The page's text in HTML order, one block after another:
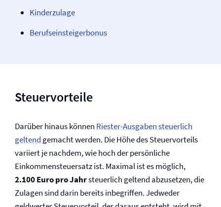
Kinderzulage
Berufseinsteigerbonus
Steuervorteile
Darüber hinaus können Riester-Ausgaben steuerlich
geltend gemacht werden. Die Höhe des Steuervorteils
variiert je nachdem, wie hoch der persönliche
Einkommensteuersatz ist. Maximal ist es möglich,
2.100 Euro pro Jahrsteuerlich geltend abzusetzen, die
Zulagen sind darin bereits inbegriffen. Jedweder